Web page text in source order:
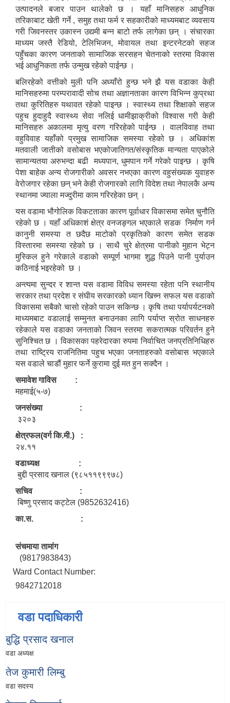
उत्पादनले बजार पाउन थालेको छ । यहाँ मानिसहरु आधुनिक
तरिकाबाट खेती गर्ने , समुह तथा फर्म र सहकारीको माध्यमबाट व्यवसाय
गरी जिवनस्तर उकास्न उद्यमी बन्न बाटो तर्फ लागेका छन् । संचारका
माध्यम जस्तै रेडियो, टेलिभिजन, मोवायल तथा इन्टरनेटको सहज
पहुँचका कारण जनताको सामाजिक सरसहन चेतनाको स्तरमा विकास
भई आधुनिकता तर्फ उन्मुख रहेको पाईन्छ ।
बलिरहेको वत्तीको मुली पनि अध्याँरो हुन्छ भने झै यस वडाका केही
मानिसहरुमा परम्परावादी सोच तथा अज्ञानताका कारण विभिन्न कुप्रथा
तथा कुरितिहरु यथावत रहेको पाइन्छ । स्वास्थ्य तथा शिक्षाको सहज
पहुच हुदाहुदै स्वास्थ्य सेवा नलिई धामीझाक्रीको विश्वास गरी केही
मानिसहरु अकालमा मृत्यु वरण गरिरहेको पाईन्छ । वालविवाह तथा
वहुविवाह यहाँको प्रमुख सामाजिक समस्या रहेको छ । अधिकांश
मतवाली जातीको वसोबास भएकोजातिगत/संस्कृतिक मान्यता पाएकोले
सामान्यतया अरुभन्दा बढी मध्यपान, धुमपान गर्ने गरेको पाइन्छ । कृषि
पेशा बाहेक अन्य रोजगारीको अवसर नभएका कारण वहुसंख्यक युवाहरु
वेरोजगार रहेका छन् भने केही रोजगारको लागि विदेश तथा नेपालकै अन्य
स्थानमा ज्याला मज्दुरीमा काम गरिरहेका छन् ।
यस वडामा भौगोलिक विकटताका कारण पूर्वाधार विकासमा समेत चुनौति
रहेको छ । यहाँ अधिकाशं क्षेत्र वनजङ्गल भएकाले सडक निर्माण गर्न
कानुनी समस्या त छदैछ माटोको प्रकृतिको कारण समेत सडक
विस्तारमा समस्या रहेको छ । साथै चुरे क्षेत्रमा पानीको मुहान भेट्न
मुस्किल हुने गरेकाले वडाको सम्पूर्ण भागमा शुद्ध पिउने पानी पुर्याउन
कठिनाई भइरहेको छ ।
अन्त्यमा सुन्दर र शान्त यस वडामा विविध समस्या रहेता पनि स्थानीय
सरकार तथा प्रदेश र संघीय सरकारको ध्यान खिच्न सफल यस वडाको
विकासमा सबैको चासो रहेको पाउन सकिन्छ । कृषि तथा पर्यापर्यटनको
माध्यमबाट वडालाई सम्मुनत बनाउनका लागि पर्याप्त स्रोत साधनहरु
रहेकाले यस वडाका जनताको जिवन स्तरमा सकरात्मक परिवर्तन हुने
सुनिश्चित छ । विकासका पहरेदारका रुपमा निर्वाचित जनप्रतिनिधिहरु
तथा राष्ट्रिय राजनितिमा पहुच भएका जनताहरुको वसोबास भएकाले
यस वडाले चाडौं मुहार फर्ने कुरामा दुई मत हुन सक्दैन ।
समावेश गाविस :
महमाई(५-७)
जनसंख्या :
३२०३
क्षेत्रफल(वर्ग कि.मी.) :
२४.११
वडाध्यक्ष :
बुद्दी प्रसाद खनाल (९८५११९९९७८)
सचिव :
बिष्णु प्रसाद कट्टेल (9852632416)
का.स. :
संचमाया तामांग
(9817983843)
Ward Contact Number:
9842712018
वडा पदाधिकारी
बुद्धि प्रसाद खनाल
वडा अध्यक्ष
तेज कुमारी लिम्बु
वडा सदस्य